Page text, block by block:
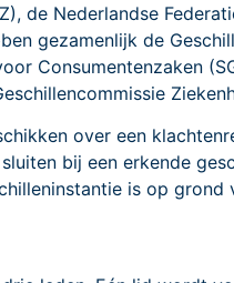
de Nederlandse
gezamenlijk de
Consumentenzaken
over een
bij een erkende
is op